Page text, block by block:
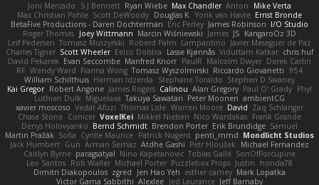
Joni Mercado S J Bennett Ryan Wiebe Max Chandler Anton
Mike Verta
Max Christian Pohle Scott DeWoody Douglas K. Yorik van Havre Ernst Bronde
BetaFive Productions - Daren Dochterman Eric Perley James Robinson I/O Studio
Roger Thomas Joey Wittmann Marcin Wiśniewski James JS KangaroOz 3D
Leif Pedersen Tomasz Muszyński Roberd Palm Lampantino Javier Meseguer de Paz
Charles Tigner Scott Wheeler Eelco Dolstra Lasse Kjønnås Viduttam Katkar chris huf
David Pekarek Evan Seccombe Manfred Knorr PaulR Malcolm Dwyer Derek Carlin
RF Wendy Ward Fianna Wong Tomasz Wyszolmirski Riccardo Giovanetti fr54
William Schilthuis Herman Idzerda Stephane Toraldo Stephen D Swaney
Kai Gregor Robert Angone James Rogers Calinou Alan Gregory Paul O' Grady Phyl
Luthien Dulk Miguelaxa Takuya Sawatari Peter Moonen ambientCG
xavier moscoso Vedat Afuzi Thomas Lisle Warren Moore David Zaq Schlanger
Chase Stone Conicer VoxelKei Mikkel Nielsen Nico Wardakas Frank Grande
Denys Holovyanko Bernd Schmidt Brendon Porter Erik Brundidge Samuel
Martin Pražák Sofia Cyrille Maurice Patrick Nugent penti_mmd Mondlicht Studios
Jack Humbert Gun Arman Sernaz Atdhe Gashi Petr Hloušek
Michael Fernandez
Caitlyn Byrne paragsatyal Nino Kapetanovic Tobias Gallé SonOfPorcupine
Leo Santos Rob Waller Michael Porter Puzzlebox Props Justin
honda78
Dimitri Diakopoulos zgred Jen Hao Yeh esther carney Mark Lopatka
Victor Gama Sabbithi Alexlee Jed Laurance Jeff Barnaby